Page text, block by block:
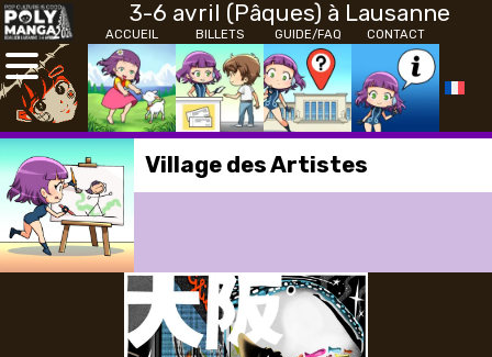
3-6 avril (Pâques) à Lausanne
ACCUEIL BILLETS GUIDE/FAQ CONTACT
Village des Artistes